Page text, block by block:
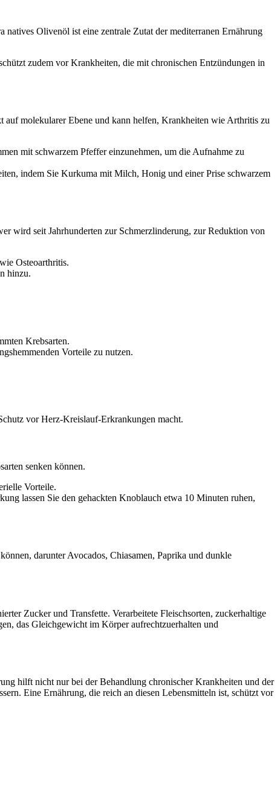
Olivenöl ist eine zentrale Zutat der mediterranen Ernährung
zudem vor Krankheiten, die mit chronischen Entzündungen in
molekularer Ebene und kann helfen, Krankheiten wie Arthritis zu
mit schwarzem Pfeffer einzunehmen, um die Aufnahme zu
indem Sie Kurkuma mit Milch, Honig und einer Prise schwarzem
wird seit Jahrhunderten zur Schmerzlinderung, zur Reduktion von
Osteoarthritis.
hinzu.
Krebsarten.
Vorteile zu nutzen.
vor Herz-Kreislauf-Erkrankungen macht.
senken können.
Vorteile.
lassen Sie den gehackten Knoblauch etwa 10 Minuten ruhen,
darunter Avocados, Chiasamen, Paprika und dunkle
Zucker und Transfette. Verarbeitete Fleischsorten, zuckerhaltige
das Gleichgewicht im Körper aufrechtzuerhalten und
hilft nicht nur bei der Behandlung chronischer Krankheiten und der
Eine Ernährung, die reich an diesen Lebensmitteln ist, schützt vor